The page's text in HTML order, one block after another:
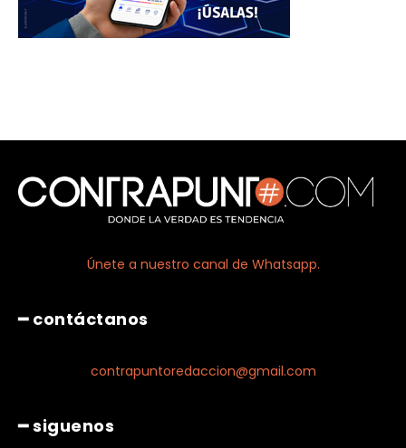
Únete a nuestro canal de Whatsapp.
━ contáctanos
contrapuntoredaccion@gmail.com
━ siguenos